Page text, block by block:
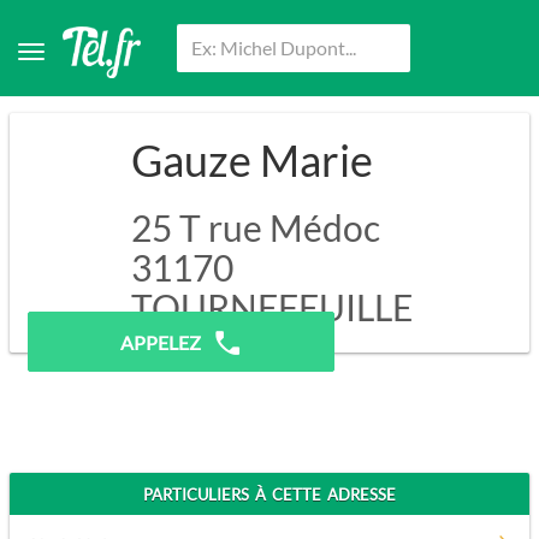
Gauze Marie
25 T rue Médoc
31170
TOURNEFEUILLE
APPELEZ
PARTICULIERS À CETTE ADRESSE